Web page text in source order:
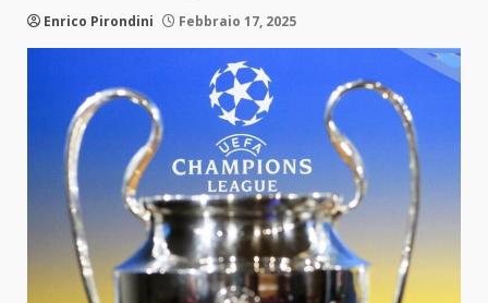
Enrico Pirondini Febbraio 17, 2025